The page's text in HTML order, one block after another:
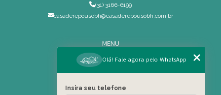
(31) 3166-6199
casaderepousobh@casaderepousobh.com.br
MENU
Home
Institucional
Olá! Fale agora pelo WhatsApp
Insira seu telefone